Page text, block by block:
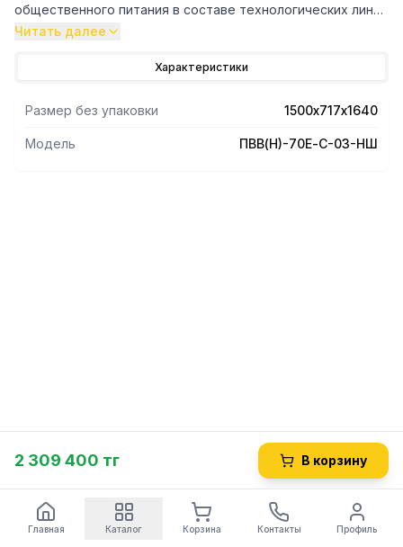
общественного питания в составе технологических линий
раздачи или как самостоятельное изделие
Читать далее
Характеристики
Размер без упаковки 1500х717х1640
Модель ПВВ(Н)-70Е-С-03-НШ
2 309 400 тг В корзину
Главная Каталог Корзина Контакты Профиль